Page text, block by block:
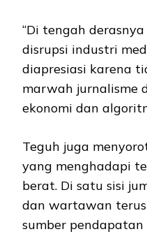
“Di tengah
disrupsi industri
diapresiasi karena
marwah jurnalisme
ekonomi dan
Teguh juga
yang menghadapi
berat. Di satu sisi
dan wartawan
sumber